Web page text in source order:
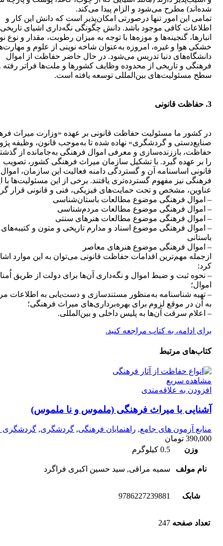
شده‌اند) مطرح می‌شود و الزام پیدا می‌كند.
تمامی این امور تنها درصورتی امكان‌پذیر است كه دانش این كار و
اطلاعات كافی موجود باشد. دانش چگونگی نگه‌داری اشیای
انبارها، گنجینه‌ها و موزه‌ها با توجه به میزان رطوبت، مقدار و نوع
خشكی هوا و غیره، امروزه به‌عنوان شاخه نوینی از علوم و
دانشگاه‌های دنیا تدریس می‌شود. در حال حاضر حفاظت از اموال
فرهنگی و تاریخی از محدوده وظایف كشورها و ملت‌ها فراتر رفته
سطح مسئولیت‌های بین‌المللی توسعه یافته است.
3. حفاظت قانونی
در كشور ما مسئولیت حفاظت قانونی بر عهده «وزارت میراث
صنایع‌دستی و گردشگری» نهاده شده تا به‌موجب قانون، وظیفه
حفاظت، باززنده‌سازی و معرفی اموال فرهنگی به‌جامانده از
را بر عهده گیرد. با تشكیل سازمان میراث فرهنگی كشور، تصویب
قانونی اساسنامه آن و گستردگی دامنه فعالیت این سازمان، اموال
فرهنگی نیز مفهوم گسترده‌تری یافتند. برخی از این مسئولیت‌ها با
عناوین، مشخص و تحت حمایت‌های فیزیكی، فنی و قانونی قرار
– اموال فرهنگی موضوع مطالعات باستان‌شناسی
– اموال فرهنگی موضوع مطالعات مردم‌شناسی
– اموال فرهنگی موضوع مطالعات هنرهای سنتی
– اموال فرهنگی موضوع اسناد و مدارم تاریخی و متون و كتیبه‌های
باستانی
– اموال فرهنگی موضوع هنرهای معاصر
ازجمله مهم‌ترین اقدامات حفاظت قانونی می‌توان به این موارد
كرد:
– نحوه ثبت و ضبط اموال و نگه‌داری آن‌ها برای دولت از طریق
اموال؛
– تهیه شناسنامه به‌منظور مستندسازی و دست‌یابی به اطلاعات
به آن در موقع لزوم برای بهره‌برداری‌های میراث فرهنگی؛
– اعلام سرقت آن‌ها به پلیس داخلی و بین‌المللی.
برای ادامه، به کتاب مراجعه کنید.
کتاب‌های مرتبط
مشاهده سریع
افزودن به علاقه‌مندی
آشنایی با میراث فرهنگی (ملموس و نا ملموس)
منابع آزمون های جامع, راهنمایان فرهنگی, گردشگری, گردشگری
390,000 تومان
وزن
0.5 کیلوگرم
نام مولف سمیه مراقی, سید حسین اکبری فراگرد
شابک 9786227239881
تعداد صفحه 247